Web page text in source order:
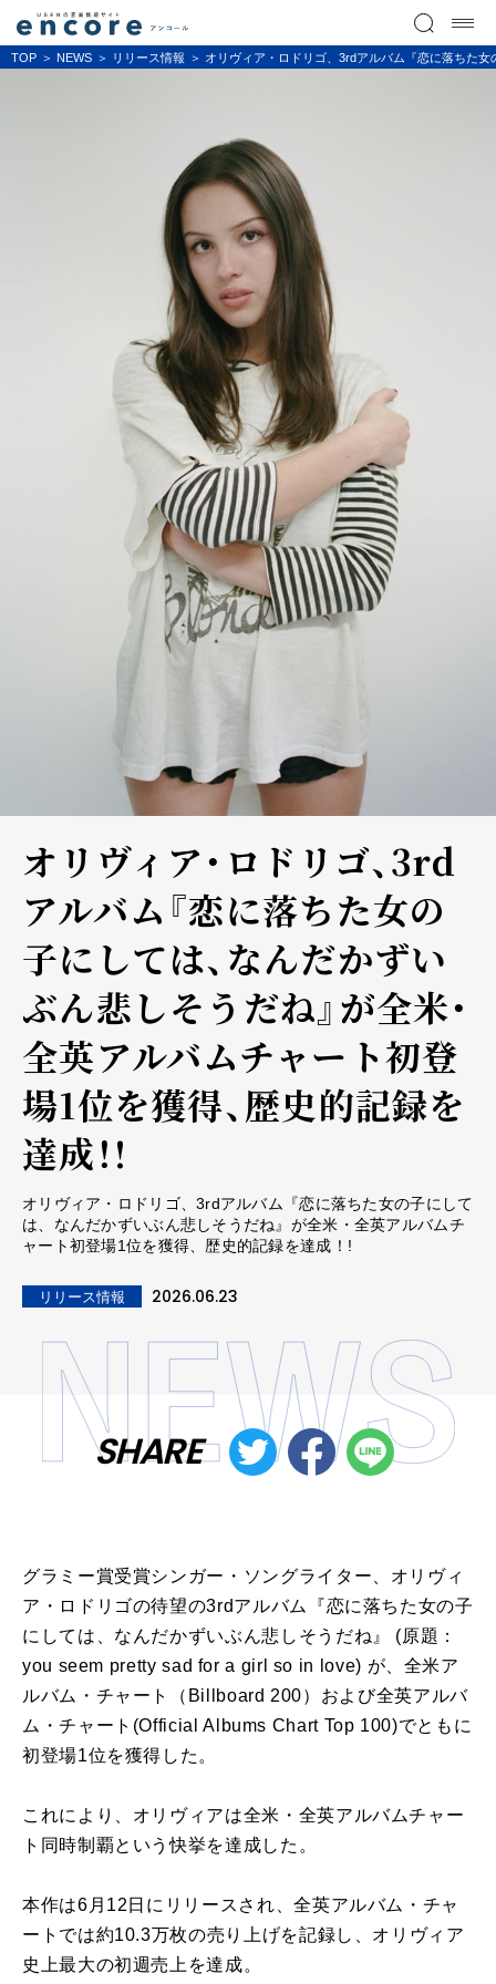
TOP NEWS リリース情報 オリヴィア・ロドリゴ、3rdアルバム『恋に落ちた
オリヴィア・ロドリゴ、3rd
アルバム『恋に落ちた女の
子にしては、なんだかずい
ぶん悲しそうだね』が全米・
全英アルバムチャート初登
場1位を獲得、歴史的記録を
達成！!
オリヴィア・ロドリゴ、3rdアルバム『恋に落ちた女の子にして
は、なんだかずいぶん悲しそうだね』が全米・全英アルバムチ
ャート初登場1位を獲得、歴史的記録を達成！!
リリース情報 2026.06.23
SHARE
グラミー賞受賞シンガー・ソングライター、オリヴィ
ア・ロドリゴの待望の3rdアルバム『恋に落ちた女の子
にしては、なんだかずいぶん悲しそうだね』 (原題：
you seem pretty sad for a girl so in love) が、全米ア
ルバム・チャート（Billboard 200）および全英アルバ
ム・チャート(Official Albums Chart Top 100)でともに
初登場1位を獲得した。
これにより、オリヴィアは全米・全英アルバムチャー
ト同時制覇という快挙を達成した。
本作は6月12日にリリースされ、全英アルバム・チャ
ートでは約10.3万枚の売り上げを記録し、オリヴィア
史上最大の初週売上を達成。